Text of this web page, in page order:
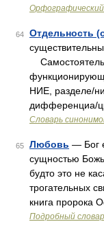
Орфографический
64 Отдельность
НИЕ, разделе/
дифференциа/
Словарь
65 Любовь — Бог
сущностью
будто это не
трогательных
книга пророка
Подробный